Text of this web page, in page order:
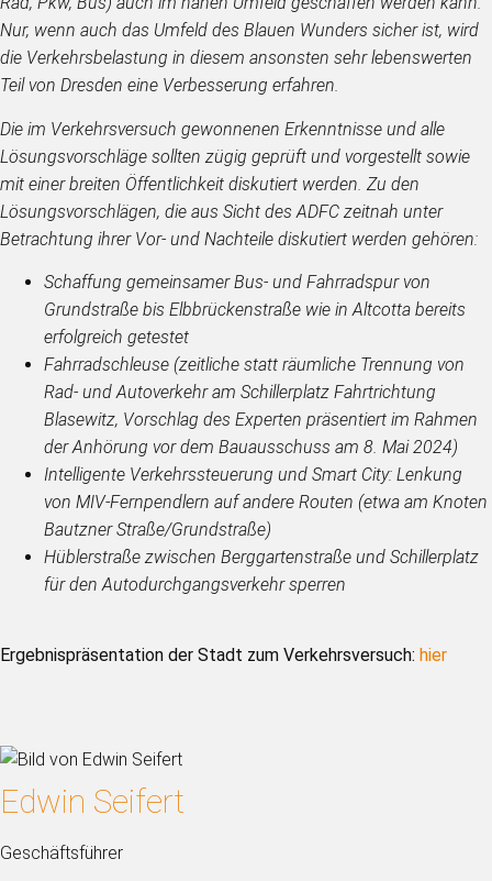
Nur, wenn auch das Umfeld des Blauen Wunders sicher ist, wird
die Verkehrsbelastung in diesem ansonsten sehr lebenswerten
Teil von Dresden eine Verbesserung erfahren.
Die im Verkehrsversuch gewonnenen Erkenntnisse und alle
Lösungsvorschläge sollten zügig geprüft und vorgestellt sowie
mit einer breiten Öffentlichkeit diskutiert werden. Zu den
Lösungsvorschlägen, die aus Sicht des ADFC zeitnah unter
Betrachtung ihrer Vor- und Nachteile diskutiert werden gehören:
Schaffung gemeinsamer Bus- und Fahrradspur von
Grundstraße bis Elbbrückenstraße wie in Altcotta bereits
erfolgreich getestet
Fahrradschleuse (zeitliche statt räumliche Trennung von
Rad- und Autoverkehr am Schillerplatz Fahrtrichtung
Blasewitz, Vorschlag des Experten präsentiert im Rahmen
der Anhörung vor dem Bauausschuss am 8. Mai 2024)
Intelligente Verkehrssteuerung und Smart City: Lenkung
von MIV-Fernpendlern auf andere Routen (etwa am Knoten
Bautzner Straße/Grundstraße)
Hüblerstraße zwischen Berggartenstraße und Schillerplatz
für den Autodurchgangsverkehr sperren
Ergebnispräsentation der Stadt zum Verkehrsversuch: hier
Edwin Seifert
Geschäftsführer